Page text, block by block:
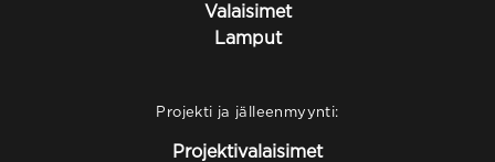
Valaisimet
Lamput
Projekti ja jälleenmyynti:
Projektivalaisimet